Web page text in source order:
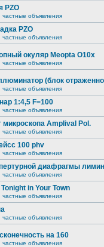
PZO
частные объявления
PZO
частные объявления
окуляр Meopta O10x
частные объявления
(блок
частные объявления
1:4,5 F=100
частные объявления
микроскопа Amplival Pol.
частные объявления
100 phv
частные объявления
диафрагмы
частные объявления
in Your Town
частные объявления
частные объявления
на 160
частные объявления